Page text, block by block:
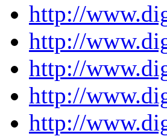
http://
http://
http://
http://
http://